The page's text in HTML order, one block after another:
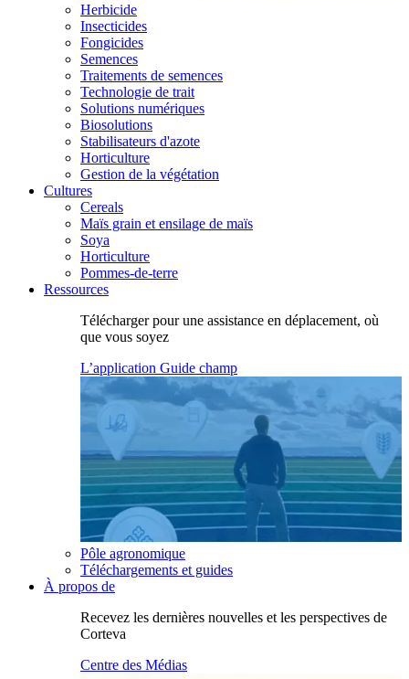
Herbicide
Insecticides
Fongicides
Semences
Traitements de semences
Technologie de trait
Solutions numériques
Biosolutions
Stabilisateurs d'azote
Horticulture
Gestion de la végétation
Cultures
Cereals
Maïs grain et ensilage de maïs
Soya
Horticulture
Pommes-de-terre
Ressources
Télécharger pour une assistance en déplacement, où
que vous soyez
L’application Guide champ
Pôle agronomique
Téléchargements et guides
À propos de
Recevez les dernières nouvelles et les perspectives de
Corteva
Centre des Médias